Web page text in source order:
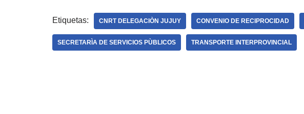
Etiquetas: CNRT DELEGACIÒN JUJUY CONVENIO DE RECIPROCIDAD
SECRETARÌA DE SERVICIOS PÙBLICOS TRANSPORTE INTERPROVINCIAL